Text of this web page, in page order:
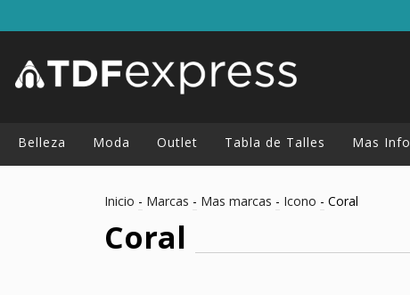
Belleza Moda Outlet Tabla de Talles Mas Info
Inicio - Marcas - Mas marcas - Icono - Coral
Coral